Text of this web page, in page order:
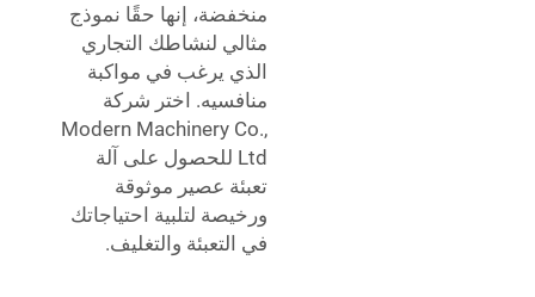
منخفضة، إنها حقًا نموذج
مثالي لنشاطك التجاري
الذي يرغب في مواكبة
منافسيه. اختر شركة
Modern Machinery Co.,
Ltd للحصول على آلة
تعبئة عصير موثوقة
ورخيصة لتلبية احتياجاتك
في التعبئة والتغليف.